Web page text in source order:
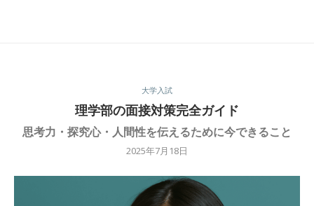
大学入試
理学部の面接対策完全ガイド
思考力・探究心・人間性を伝えるために今できること
2025年7月18日